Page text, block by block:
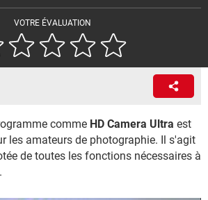
VOTRE ÉVALUATION
comme HD Camera Ultra est
les amateurs de photographie. Il s'agit
de toutes les fonctions nécessaires à